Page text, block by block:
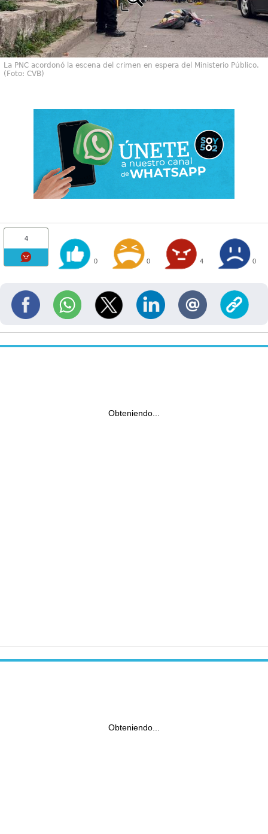
La PNC acordonó la escena del crimen en espera del Ministerio Público.
(Foto: CVB)
4
0 0 4 0
Obteniendo...
Obteniendo...